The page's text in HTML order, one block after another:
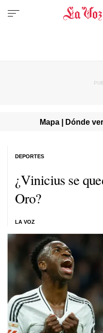
Mapa | Dónde
¿Vinicius se
Oro?
LA VOZ
DEPORTES